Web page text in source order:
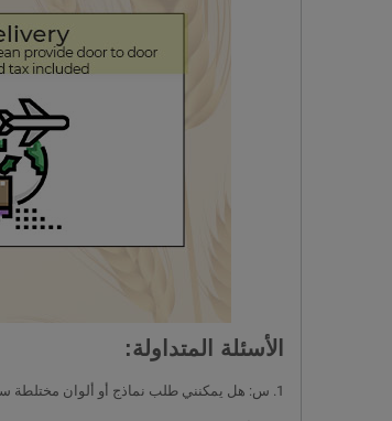
الأسئلة المتداولة:
1. س: هل يمكنني طلب نماذج أو ألوان مختلطة سماعات أذن صديقة للبيئة ؟